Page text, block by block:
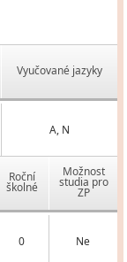
Vyučované jazyky
A, N
Roční
školné
Možnost
studia pro
ZP
0 Ne